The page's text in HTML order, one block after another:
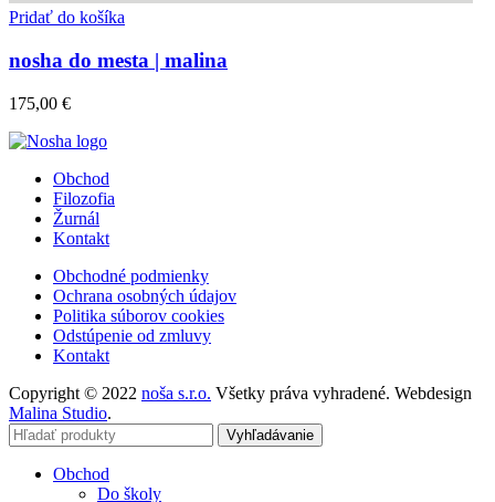
Pridať do košíka
nosha do mesta | malina
175,00 €
Obchod
Filozofia
Žurnál
Kontakt
Obchodné podmienky
Ochrana osobných údajov
Politika súborov cookies
Odstúpenie od zmluvy
Kontakt
Copyright © 2022 noša s.r.o. Všetky práva vyhradené. Webdesign
Malina Studio.
Vyhľadávanie
Obchod
Do školy